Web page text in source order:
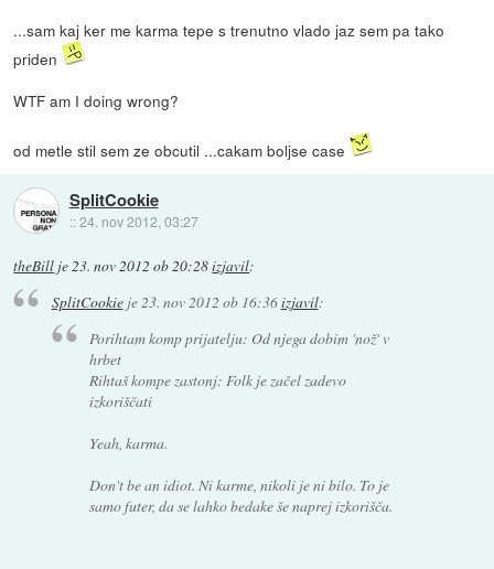
...sam kaj ker me karma tepe s trenutno vlado jaz sem pa tako
priden
WTF am I doing wrong?
od metle stil sem ze obcutil ...cakam boljse case
SplitCookie
::24. nov 2012, 03:27
theBill je23. nov 2012 ob 20:28izjavil:
SplitCookieje23. nov 2012 ob 16:36izjavil:
Porihtam komp prijatelju: Od njega dobim 'nož' v
hrbet
Rihtaš kompe zastonj: Folk je začel zadevo
izkoriščati
Yeah, karma.
Don't be an idiot. Ni karme, nikoli je ni bilo. To je
samo futer, da se lahko bedake še naprej izkorišča.